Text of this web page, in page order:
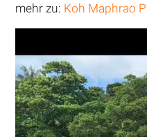
mehr zu: Koh Maphrao